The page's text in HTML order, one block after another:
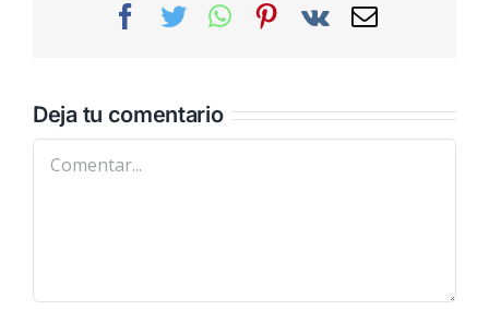
Facebook
TwitterWhatsAppPinterest
Vk
Correo
Deja tu comentario
Comentar